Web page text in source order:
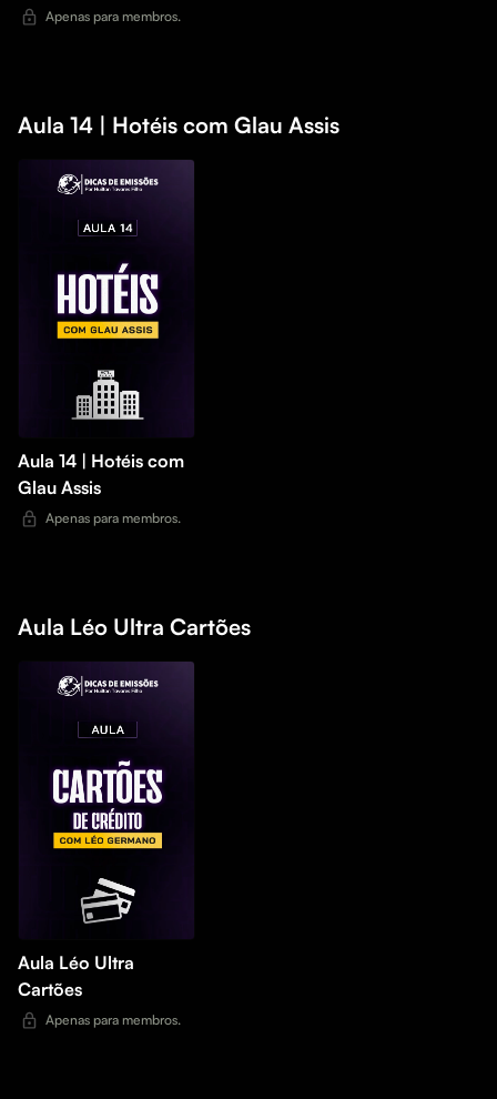
Apenas para membros.
Aula 14 | Hotéis com Glau Assis
Aula 14 | Hotéis com
Glau Assis
Apenas para membros.
Aula Léo Ultra Cartões
Aula Léo Ultra
Cartões
Apenas para membros.